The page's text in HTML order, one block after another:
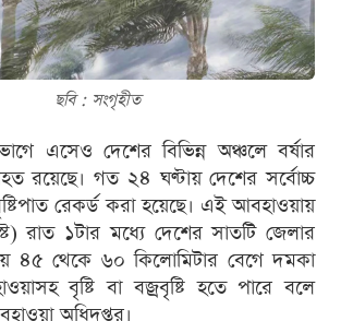
ছবি : সংগৃহীত
এসেও দেশের বিভিন্ন অঞ্চলে বর্ষার
রয়েছে। গত ২৪ ঘণ্টায় দেশের সর্বোচ্চ
রেকর্ড করা হয়েছে। এই আবহাওয়ায়
রাত ১টার মধ্যে দেশের সাতটি জেলার
৪৫ থেকে ৬০ কিলোমিটার বেগে দমকা
বৃষ্টি বা বজ্রবৃষ্টি হতে পারে বলে
অধিদপ্তর।